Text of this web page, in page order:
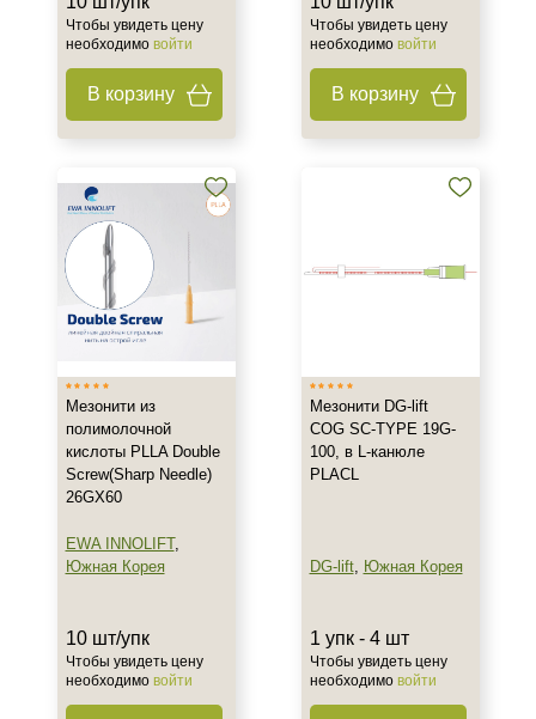
Чтобы увидеть цену
необходимо войти
В корзину
Чтобы увидеть цену
необходимо войти
В корзину
Мезонити из
полимолочной
кислоты PLLA Double
Screw(Sharp Needle)
26GX60
EWA INNOLIFT,
Южная Корея
10 шт/упк
Чтобы увидеть цену
необходимо войти
Мезонити DG-lift
COG SC-TYPE 19G-
100, в L-канюле
PLACL
DG-lift, Южная Корея
1 упк - 4 шт
Чтобы увидеть цену
необходимо войти